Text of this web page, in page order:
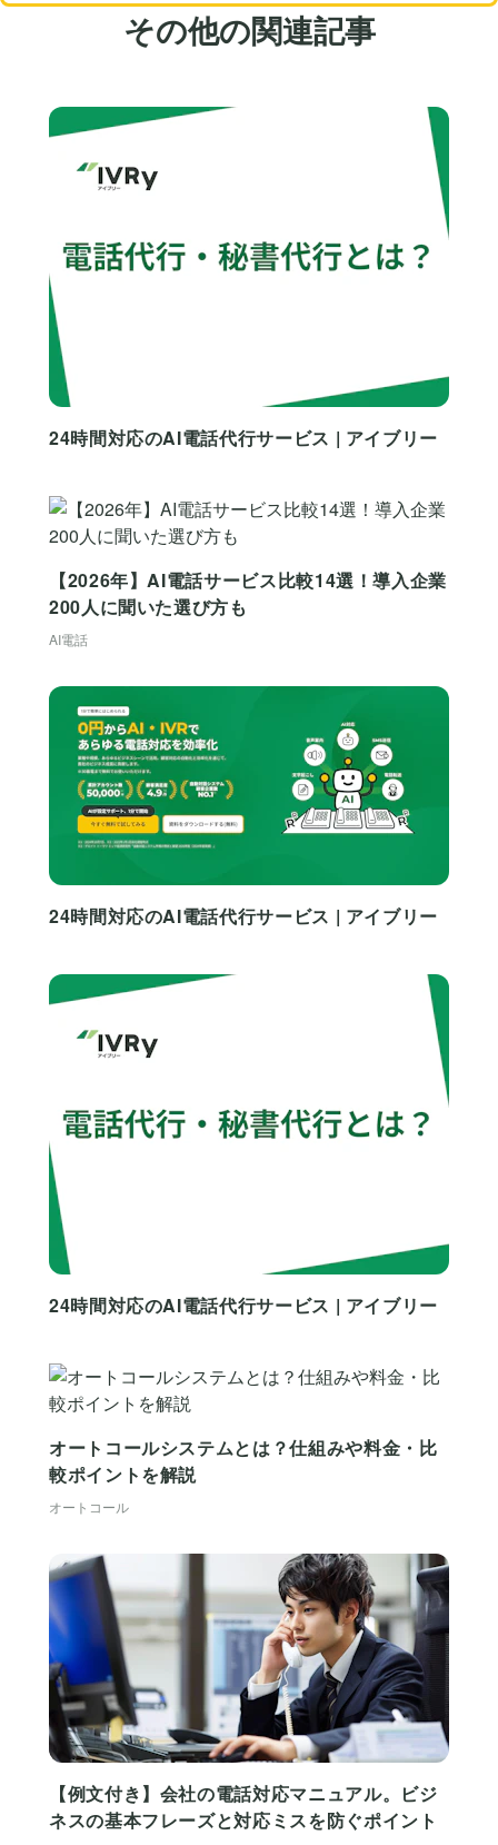
その他の関連記事
24時間対応のAI電話代行サービス | アイブリー
【2026年】AI電話サービス比較14選！導入企業
200人に聞いた選び方も
AI電話
24時間対応のAI電話代行サービス | アイブリー
24時間対応のAI電話代行サービス | アイブリー
オートコールシステムとは？仕組みや料金・比
較ポイントを解説
オートコール
【例文付き】会社の電話対応マニュアル。ビジ
ネスの基本フレーズと対応ミスを防ぐポイント